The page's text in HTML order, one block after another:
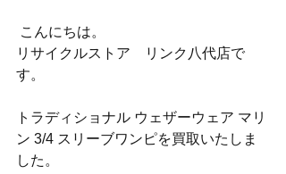
こんにちは。
リサイクルストア　リンク八代店で
す。
トラディショナル ウェザーウェア マリ
ン 3/4 スリーブワンピを買取いたしま
した。